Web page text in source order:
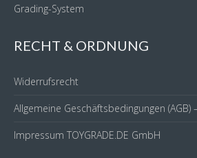
Grading-System
RECHT & ORDNUNG
Widerrufsrecht
Allgemeine Geschäftsbedingungen (AGB)
Impressum TOYGRADE.DE GmbH